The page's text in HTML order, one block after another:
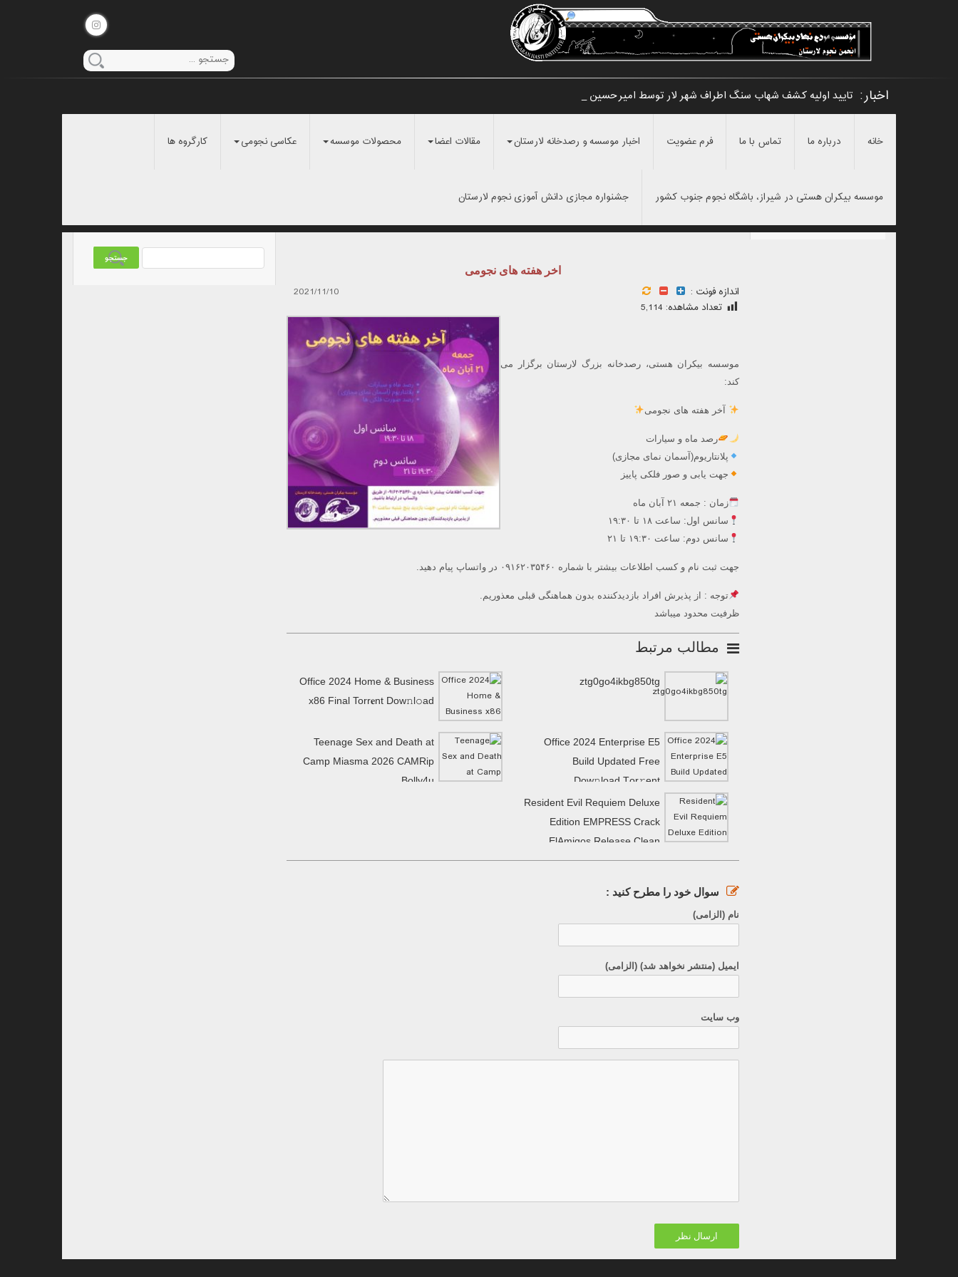
اخبار: تایید اولیه کشف شهاب سنگ اطراف شهر لار توسط امیرحسین مراد_
خانه درباره ما تماس با ما فرم عضویت اخبار موسسه و رصدخانه لارستان مقالات اعضا محصولات موسسه عکاسی نجومی کارگروه ها
موسسه بیکران هستی در شیراز، باشگاه نجوم جنوب کشور جشنواره مجازی دانش آموزی نجوم لارستان
اخر هفته های نجومی
اندازه فونت :
2021/11/10
تعداد مشاهده: 5,114
موسسه بیکران هستی، رصدخانه بزرگ لارستان برگزار می
کند:
آخر هفته های نجومی
رصد ماه و سیارات
پلانتاریوم(آسمان نمای مجازی)
جهت یابی و صور فلکی پاییز
زمان : جمعه ۲۱ آبان ماه
سانس اول: ساعت ۱۸ تا ۱۹:۳۰
سانس دوم: ساعت ۱۹:۳۰ تا ۲۱
جهت ثبت نام و کسب اطلاعات بیشتر با شماره ۰۹۱۶۲۰۳۵۴۶۰ در واتساپ پیام دهید.
توجه : از پذیرش افراد بازدیدکننده بدون هماهنگی قبلی معذوریم.
ظرفیت محدود میباشد
مطالب مرتبط
ztg0go4ikbg850tg
Office 2024 Home & Business
x86 Final Torr𝐞nt Dow𝚗l𝚘аd
Office 2024 Enterprise E5
Build Updated Frее
Dow𝚗load Tоr𝚛ent
Teenage Sex and Death at
Camp Miasma 2026 CAMRip
Bolly4u
Resident Evil Requiem Deluxe
Edition EMPRESS Crack
ElAmigos Release Clean
MediaFire
سوال خود را مطرح کنید :
نام (الزامی)
ایمیل (منتشر نخواهد شد) (الزامی)
وب سایت